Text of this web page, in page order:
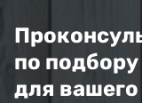
по
для